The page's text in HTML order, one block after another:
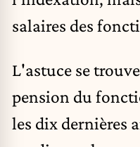
salaires des
L'astuce se
pension du
les dix dernières